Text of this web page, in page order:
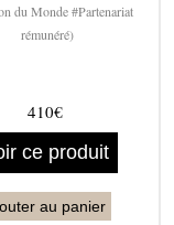
du Monde #Partenariat
rémunéré)
410€
ce produit
au panier